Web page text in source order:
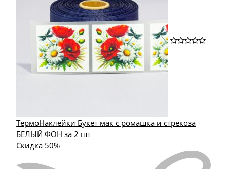
ТермоНаклейки Букет мак с ромашка и стрекоза
БЕЛЫЙ ФОН за 2 шт
Скидка 50%